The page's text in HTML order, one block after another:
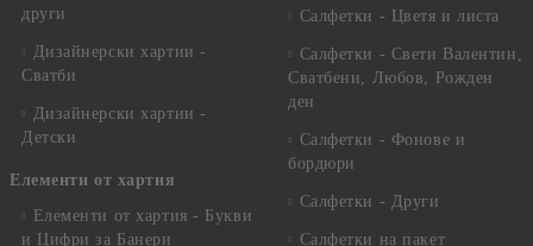
други
Дизайнерски хартии -
Сватби
Дизайнерски хартии -
Детски
Елементи от хартия
Елементи от хартия - Букви
и Цифри за Банери
Салфетки - Цветя и листа
Салфетки - Свети Валентин,
Сватбени, Любов, Рожден
ден
Салфетки - Фонове и
бордюри
Салфетки - Други
Салфетки на пакет